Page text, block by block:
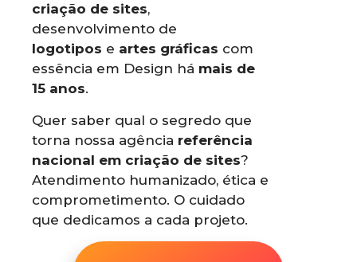
criação de sites,
desenvolvimento de
logotipos e artes gráficas com
essência em Design há mais de
15 anos.
Quer saber qual o segredo que
torna nossa agência referência
nacional em criação de sites?
Atendimento humanizado, ética e
comprometimento. O cuidado
que dedicamos a cada projeto.